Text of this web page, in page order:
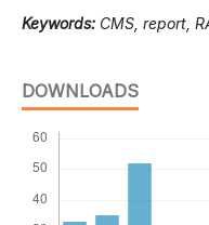
Keywords: CMS, report,
DOWNLOADS